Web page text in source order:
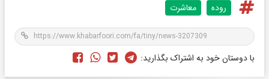
روده معاشرت
با دوستان خود به اشتراک بگذارید: